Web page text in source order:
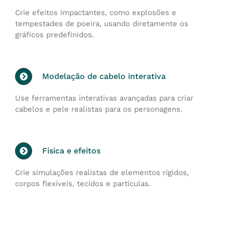
Crie efeitos impactantes, como explosões e
tempestades de poeira, usando diretamente os
gráficos predefinidos.
Modelação de cabelo interativa
Use ferramentas interativas avançadas para criar
cabelos e pele realistas para os personagens.
Física e efeitos
Crie simulações realistas de elementos rígidos,
corpos flexíveis, tecidos e partículas.